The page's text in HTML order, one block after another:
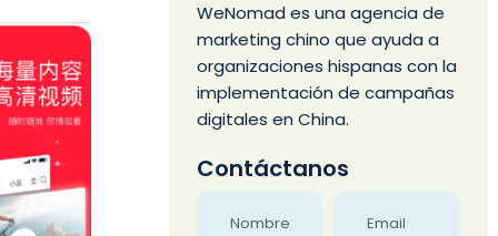
WeNomad es una agencia de
marketing chino que ayuda a
organizaciones hispanas con la
implementación de campañas
digitales en China.
Contáctanos